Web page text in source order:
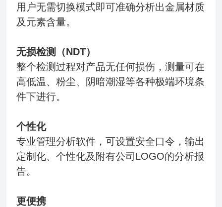
用户无需切换模式即可准确分析出金属材质
及元素含量。
无损检测（NDT）
整个检测过程对产品无任何损伤，测量可在
高低温、粉尘、阴暗潮湿等各种极端环境条
件下进行。
个性化
专业管理分析软件，可设置安全口令，输出
定制化、个性化及附有公司LOGO的分析报
告。
更便携